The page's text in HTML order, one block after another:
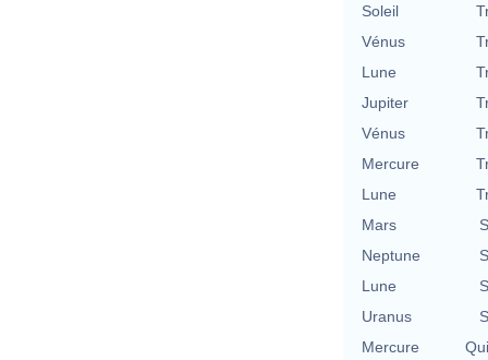
Soleil
Vénus
Lune
Jupiter
Vénus
Mercure
Lune
Mars
Neptune
Lune
Uranus
Mercure